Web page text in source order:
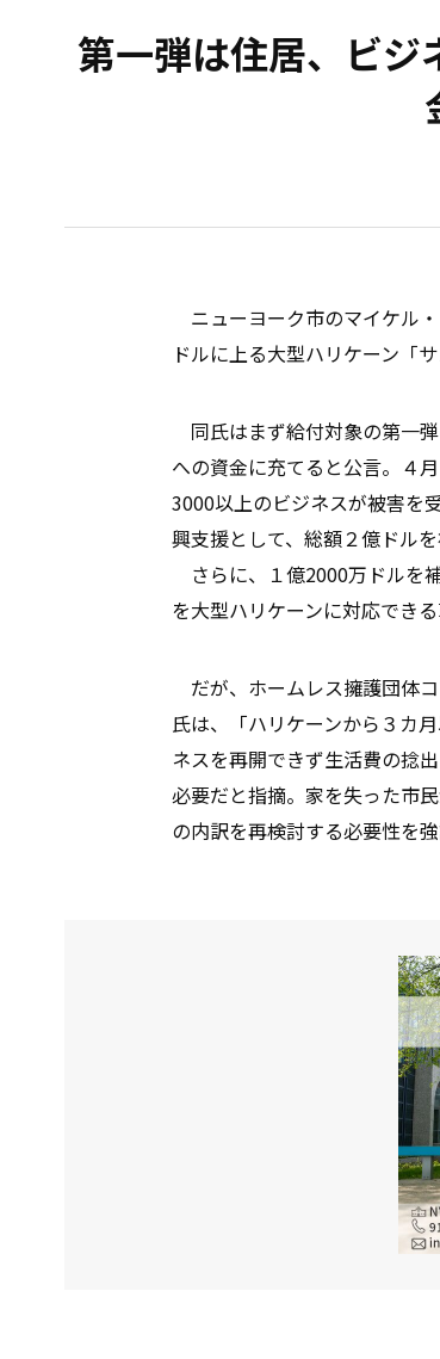
第一弾は住居、ビジ
ニューヨーク市のマイケル
ドルに上る大型ハリケーン「
同氏はまず給付対象の第一
への資金に充てると公言。４
3000以上のビジネスが被害を
興支援として、総額２億ドル
さらに、１億2000万ドルを
を大型ハリケーンに対応でき
だが、ホームレス擁護団体
氏は、「ハリケーンから３カ
ネスを再開できず生活費の捻
必要だと指摘。家を失った市
の内訳を再検討する必要性を強